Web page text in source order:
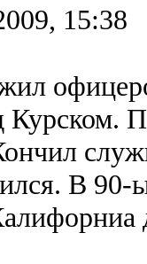
15:38
В 90-